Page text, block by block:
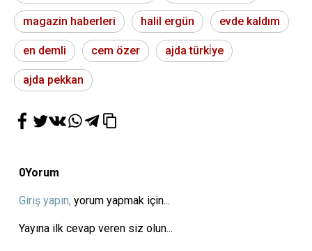
magazin haberleri halil ergün evde kaldım
en demli cem özer ajda türki̇ye
ajda pekkan
0Yorum
Giriş yapın, yorum yapmak için...
Yayına ilk cevap veren siz olun...